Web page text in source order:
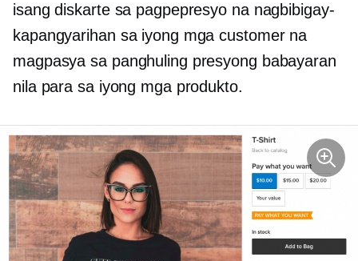
isang diskarte sa pagpepresyo na nagbibigay-
kapangyarihan sa iyong mga customer na
magpasya sa panghuling presyong babayaran
nila para sa iyong mga produkto.